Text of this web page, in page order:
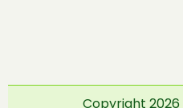
Copyright 2026